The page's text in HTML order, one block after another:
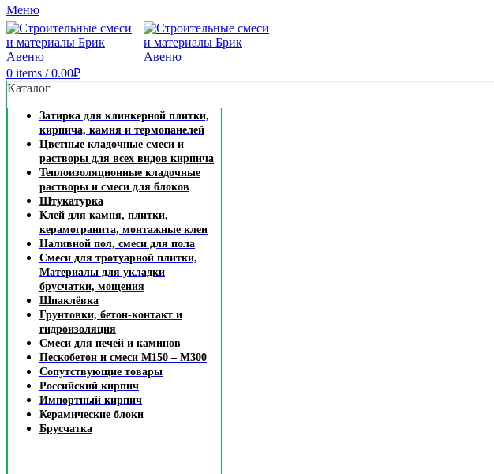
Меню
0 items / 0.00₽
Каталог
Затирка для клинкерной плитки,
кирпича, камня и термопанелей
Цветные кладочные смеси и
растворы для всех видов кирпича
Теплоизоляционные кладочные
растворы и смеси для блоков
Штукатурка
Клей для камня, плитки,
керамогранита, монтажные клеи
Наливной пол, смеси для пола
Смеси для тротуарной плитки,
Материалы для укладки
брусчатки, мощения
Шпаклёвка
Грунтовки, бетон-контакт и
гидроизоляция
Смеси для печей и каминов
Пескобетон и смеси М150 – М300
Сопутствующие товары
Российский кирпич
Импортный кирпич
Керамические блоки
Брусчатка